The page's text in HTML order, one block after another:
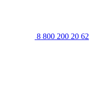
8 800 200 20 62